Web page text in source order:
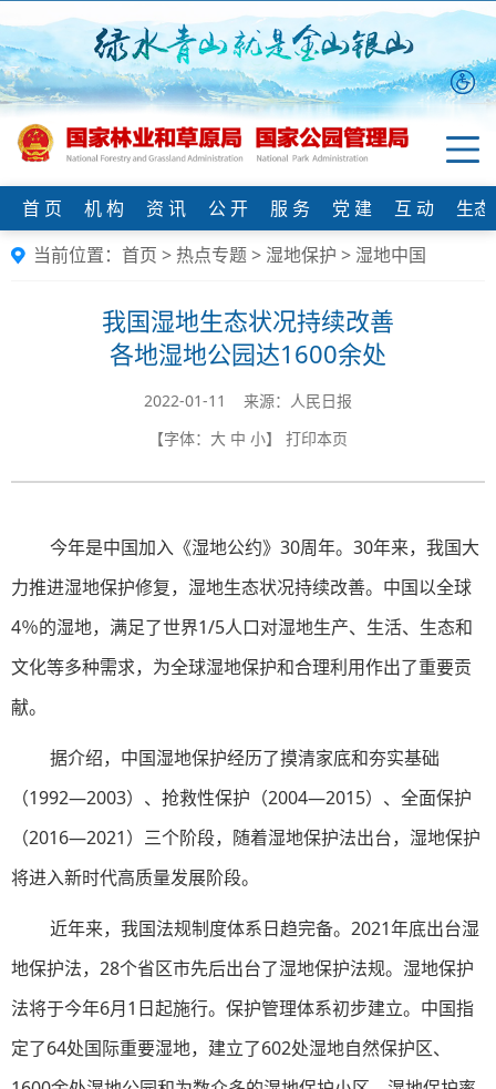
首 页 机 构 资 讯 公 开 服 务 党 建 互 动
生
当前位置： 首页 > 热点专题> 湿地保护 > 湿地中国
我国湿地生态状况持续改善
各地湿地公园达1600余处
2022-01-11 来源：人民日报
【字体： 大 中 小】 打印本页
今年是中国加入《湿地公约》30周年。30年来，我国大
力推进湿地保护修复，湿地生态状况持续改善。中国以全球
4％的湿地，满足了世界1/5人口对湿地生产、生活、生态和
文化等多种需求，为全球湿地保护和合理利用作出了重要贡
献。
据介绍，中国湿地保护经历了摸清家底和夯实基础
（1992—2003）、抢救性保护（2004—2015）、全面保护
（2016—2021）三个阶段，随着湿地保护法出台，湿地保护
将进入新时代高质量发展阶段。
近年来，我国法规制度体系日趋完备。2021年底出台湿
地保护法，28个省区市先后出台了湿地保护法规。湿地保护
法将于今年6月1日起施行。保护管理体系初步建立。中国指
定了64处国际重要湿地，建立了602处湿地自然保护区、